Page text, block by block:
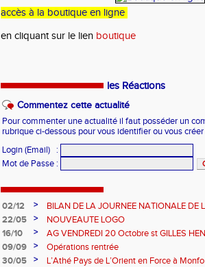
accès à la boutique en ligne
en cliquant sur le lien boutique
les Réactions
Commentez cette actualité
Pour commenter une actualité il faut posséder un
rubrique ci-dessous pour vous identifier ou vous
Login (Email)
:
Mot de Passe :
02/12 >
BILAN DE LA JOURNEE NATIONALE DE
FFA 2024.
22/05 >
NOUVEAUTE LOGO
16/10
>
AG VENDREDI 20 Octobre st GILLES
09/09
>
Opérations rentrée
30/05
>
L’Athé Pays de L’Orient en Force à